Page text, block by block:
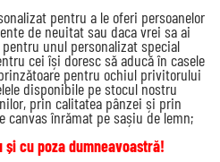
pentru a le oferi persoanelor
de neuitat sau daca vrei sa ai
unul personalizat special
cei își doresc să aducă în casele
pentru ochiul privitorului
disponibile pe stocul nostru
prin calitatea pânzei și prin
canvas înrămat pe sașiu de lemn;
cu poza dumneavoastră!